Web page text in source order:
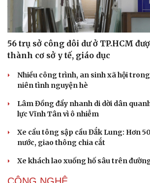
Sân khấu - Điện ảnh
Văn học
Âm nhạc
Di sản
Nghệ sĩ
56 trụ sở công dôi dư ở TP.HCM
thành cơ sở y tế, giáo dục
Nhiều công trình, an sinh xã hội
niên tình nguyện hè
Lâm Đồng đẩy nhanh di dời dân
lực Vĩnh Tân vì ô nhiễm
Xe cẩu tông sập cầu Đắk Lung: Hơn
nước, giao thông chia cắt
Xe khách lao xuống hố sâu trên
CÔNG NGHỆ